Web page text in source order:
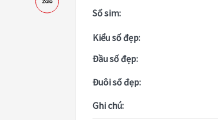
Số sim:
Kiểu số đẹp:
Đầu số đẹp:
Đuôi số đẹp:
Ghi chú: